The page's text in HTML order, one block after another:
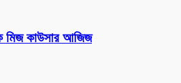
মিজ কাউসার আজিজ